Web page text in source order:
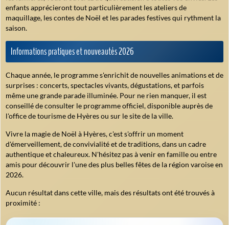
enfants apprécieront tout particulièrement les ateliers de
maquillage, les contes de Noël et les parades festives qui rythment la
saison.
Informations pratiques et nouveautés 2026
Chaque année, le programme s'enrichit de nouvelles animations et de
surprises : concerts, spectacles vivants, dégustations, et parfois
même une grande parade illuminée. Pour ne rien manquer, il est
conseillé de consulter le programme officiel, disponible auprès de
l'office de tourisme de Hyères ou sur le site de la ville.
Vivre la magie de Noël à Hyères, c'est s'offrir un moment
d'émerveillement, de convivialité et de traditions, dans un cadre
authentique et chaleureux. N'hésitez pas à venir en famille ou entre
amis pour découvrir l'une des plus belles fêtes de la région varoise en
2026.
Aucun résultat dans cette ville, mais des résultats ont été trouvés à
proximité :